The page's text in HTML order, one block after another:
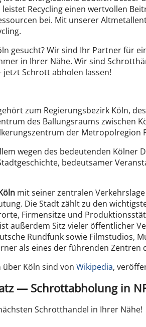
Recycling einen wertvollen
bei. Mit unserer
gesucht? Wir sind Ihr Partner für
in Ihrer Nähe. Wir sind
Schrott abholen lassen!
zum Regierungsbezirk Köln,
des Ballungsraums zwischen
der
wegen des bedeutenden
bedeutsamer
mit seiner zentralen
Die Stadt zählt zu den
Firmensitze und
außerdem Sitz vieler öffentlicher
Rundfunk sowie Filmstudios,
als eines der führenden Zentren
Köln sind von Wikipedia,
— Schrottabholung in
Schrotthandel in Ihrer Nähe!